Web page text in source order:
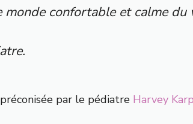
monde confortable et calme
par le pédiatre Harvey Karp